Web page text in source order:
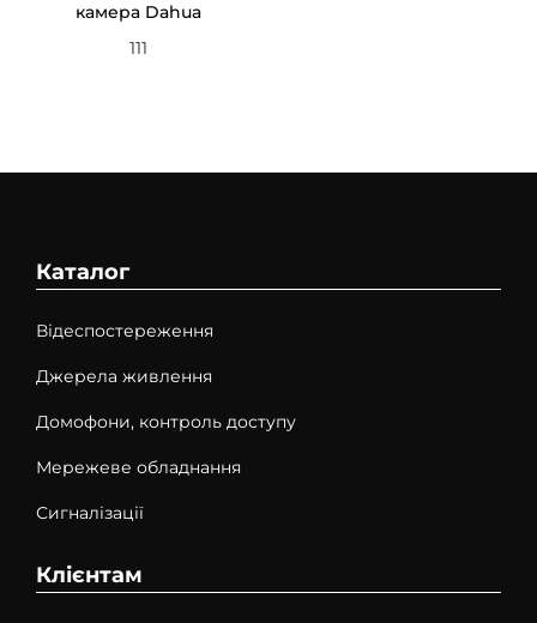
камера Dahua
111
Каталог
Відеспостереження
Джерела живлення
Домофони, контроль доступу
Мережеве обладнання
Сигналізації
Клієнтам